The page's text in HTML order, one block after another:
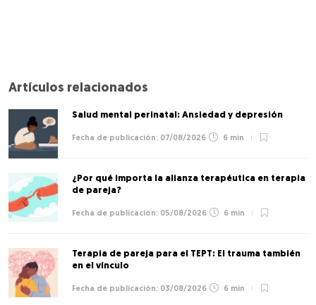
Artículos relacionados
Salud mental perinatal: Ansiedad y depresión
07/08/2026 6 min
¿Por qué importa la alianza terapéutica en terapia
de pareja?
05/08/2026 6 min
Terapia de pareja para el TEPT: El trauma también
en el vínculo
03/08/2026 6 min